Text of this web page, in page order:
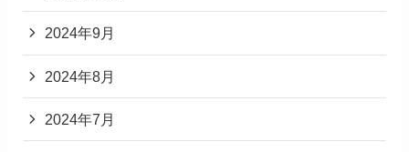
2024年9月
2024年8月
2024年7月